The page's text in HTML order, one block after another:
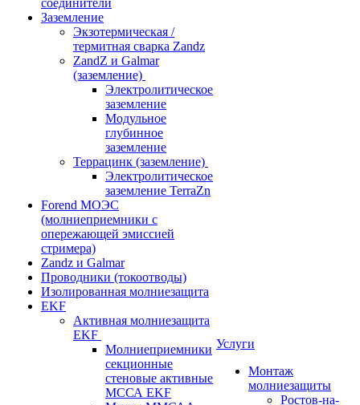
соединители
Заземление
Экзотермическая /
термитная сварка Zandz
ZandZ и Galmar
(заземление)
Электролитическое
заземление
Модульное
глубинное
заземление
Террацинк (заземление)
Электролитическое
заземление TerraZn
Forend МОЭС
(молниеприемники с
опережающей эмиссией
стримера)
Zandz и Galmar
Проводники (токоотводы)
Изолированная молниезащита
EKF
Активная молниезащита
EKF
Молниеприемники
секционные
стеновые активные
МССА EKF
Услуги
Монтаж
молниезащиты
Ростов-на-